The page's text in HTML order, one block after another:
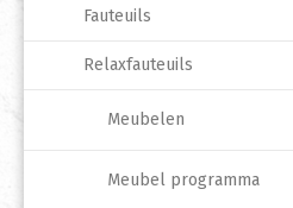
Fauteuils
Relaxfauteuils
Meubelen
Meubel programma